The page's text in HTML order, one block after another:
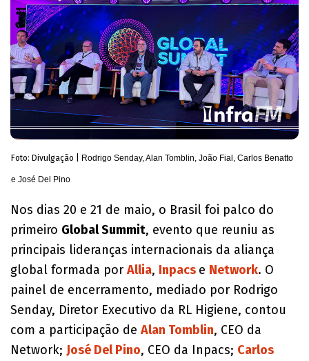
Foto: Divulgação | Rodrigo Senday, Alan Tomblin, João Fial, Carlos Benatto
e José Del Pino
Nos dias 20 e 21 de maio, o Brasil foi palco do
primeiro Global Summit, evento que reuniu as
principais lideranças internacionais da aliança
global formada por Allia, Inpacs e Network. O
painel de encerramento, mediado por Rodrigo
Senday, Diretor Executivo da RL Higiene, contou
com a participação de Alan Tomblin, CEO da
Network; José Del Pino, CEO da Inpacs; Carlos